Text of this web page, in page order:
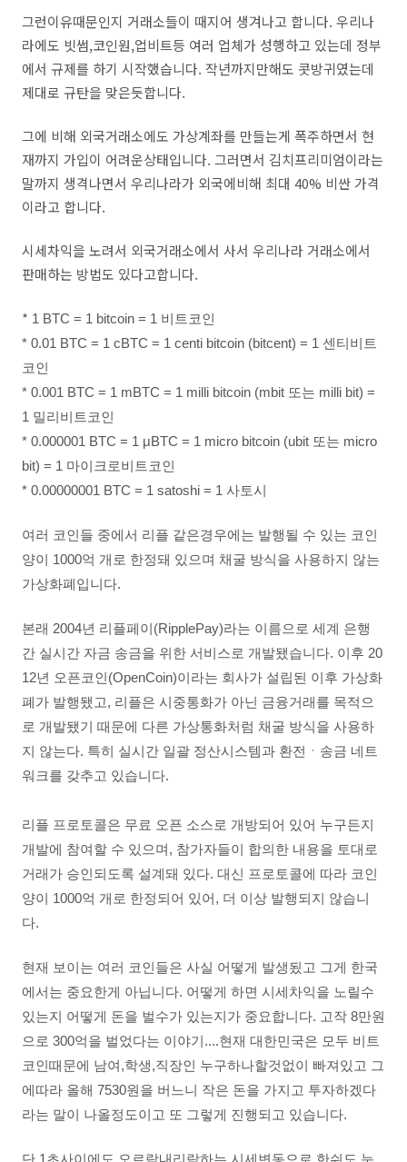
그런이유때문인지 거래소들이 때지어 생겨나고 합니다. 우리나
라에도 빗썸,코인원,업비트등 여러 업체가 성행하고 있는데 정부
에서 규제를 하기 시작했습니다. 작년까지만해도 콧방귀였는데
제대로 규탄을 맞은듯합니다.
그에 비해 외국거래소에도 가상계좌를 만들는게 폭주하면서 현
재까지 가입이 어려운상태입니다. 그러면서 김치프리미엄이라는
말까지 생격나면서 우리나라가 외국에비해 최대 40% 비싼 가격
이라고 합니다.
시세차익을 노려서 외국거래소에서 사서 우리나라 거래소에서
판매하는 방법도 있다고합니다.
* 1 BTC = 1 bitcoin = 1 비트코인
* 0.01 BTC = 1 cBTC = 1 centi bitcoin (bitcent) = 1 센티비트
코인
* 0.001 BTC = 1 mBTC = 1 milli bitcoin (mbit 또는 milli bit) =
1 밀리비트코인
* 0.000001 BTC = 1 μBTC = 1 micro bitcoin (ubit 또는 micro
bit) = 1 마이크로비트코인
* 0.00000001 BTC = 1 satoshi = 1 사토시
여러 코인들 중에서 리플 같은경우에는 발행될 수 있는 코인
양이 1000억 개로 한정돼 있으며 채굴 방식을 사용하지 않는
가상화폐입니다.
본래 2004년 리플페이(RipplePay)라는 이름으로 세계 은행
간 실시간 자금 송금을 위한 서비스로 개발됐습니다. 이후 20
12년 오픈코인(OpenCoin)이라는 회사가 설립된 이후 가상화
폐가 발행됐고, 리플은 시중통화가 아닌 금융거래를 목적으
로 개발됐기 때문에 다른 가상통화처럼 채굴 방식을 사용하
지 않는다. 특히 실시간 일괄 정산시스템과 환전ㆍ송금 네트
워크를 갖추고 있습니다.
리플 프로토콜은 무료 오픈 소스로 개방되어 있어 누구든지
개발에 참여할 수 있으며, 참가자들이 합의한 내용을 토대로
거래가 승인되도록 설계돼 있다. 대신 프로토콜에 따라 코인
양이 1000억 개로 한정되어 있어, 더 이상 발행되지 않습니
다.
현재 보이는 여러 코인들은 사실 어떻게 발생됬고 그게 한국
에서는 중요한게 아닙니다. 어떻게 하면 시세차익을 노릴수
있는지 어떻게 돈을 벌수가 있는지가 중요합니다. 고작 8만원
으로 300억을 벌었다는 이야기....현재 대한민국은 모두 비트
코인때문에 남여,학생,직장인 누구하나할것없이 빠져있고 그
에따라 올해 7530원을 버느니 작은 돈을 가지고 투자하겠다
라는 말이 나올정도이고 또 그렇게 진행되고 있습니다.